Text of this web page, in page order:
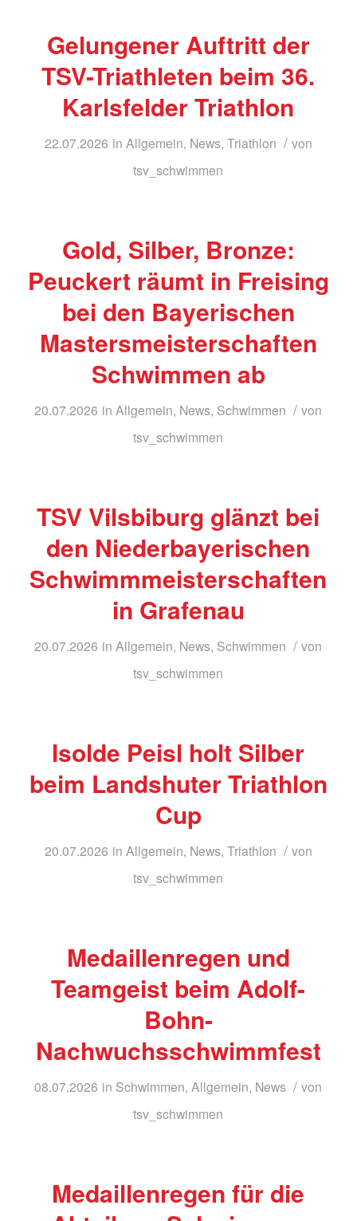
Gelungener Auftritt der
TSV-Triathleten beim 36.
Karlsfelder Triathlon
22.07.2026 in Allgemein, News, Triathlon / von
tsv_schwimmen
Gold, Silber, Bronze:
Peuckert räumt in Freising
bei den Bayerischen
Mastersmeisterschaften
Schwimmen ab
20.07.2026 in Allgemein, News, Schwimmen / von
tsv_schwimmen
TSV Vilsbiburg glänzt bei
den Niederbayerischen
Schwimmmeisterschaften
in Grafenau
20.07.2026 in Allgemein, News, Schwimmen / von
tsv_schwimmen
Isolde Peisl holt Silber
beim Landshuter Triathlon
Cup
20.07.2026 in Allgemein, News, Triathlon / von
tsv_schwimmen
Medaillenregen und
Teamgeist beim Adolf-
Bohn-
Nachwuchsschwimmfest
08.07.2026 in Schwimmen, Allgemein, News / von
tsv_schwimmen
Medaillenregen für die